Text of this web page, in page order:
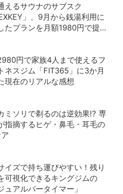
えるサウナのサブスク
」、9月から銭湯利用に
たプランを月額1980円で提供
円で家族4人まで使えるフ
ネスジム「FIT365」に3か月
現在のリアルな感想
ミソリで剃るのは逆効果!? 専
指摘するヒゲ・鼻毛・耳毛の
イズで持ち運びやすい！残り
可視化できるキングジムの
ュアルバータイマー」